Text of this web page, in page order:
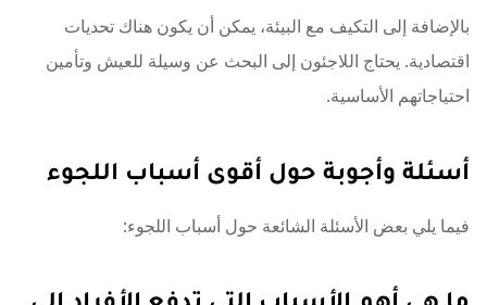
بالإضافة إلى التكيف مع البيئة، يمكن أن يكون هناك تحديات
اقتصادية. يحتاج اللاجئون إلى البحث عن وسيلة للعيش وتأمين
احتياجاتهم الأساسية.
أسئلة وأجوبة حول أقوى أسباب اللجوء
فيما يلي بعض الأسئلة الشائعة حول أسباب اللجوء: